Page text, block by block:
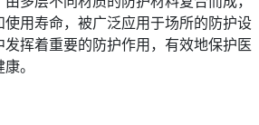
用寿命，被广泛应用于场所的防护设
挥着重要的防护作用，有效地保护医
。